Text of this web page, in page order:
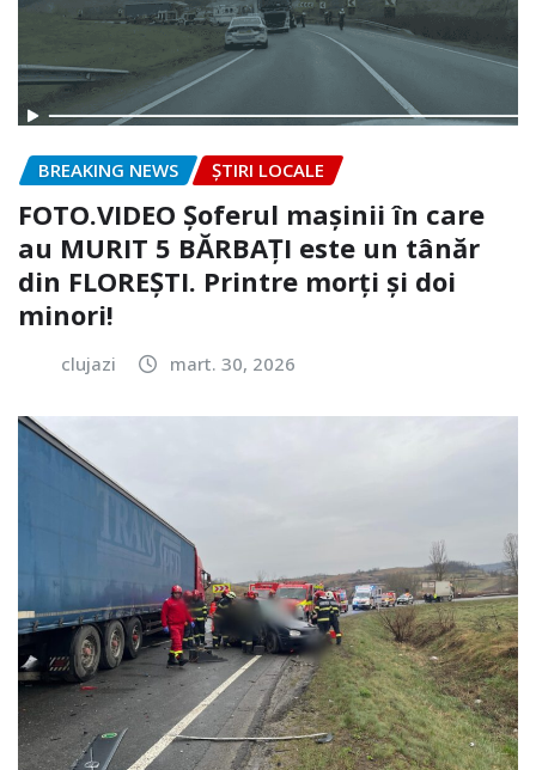
BREAKING NEWS ȘTIRI LOCALE
FOTO.VIDEO Șoferul mașinii în care
au MURIT 5 BĂRBAȚI este un tânăr
din FLOREȘTI. Printre morți și doi
minori!
clujazi mart. 30, 2026